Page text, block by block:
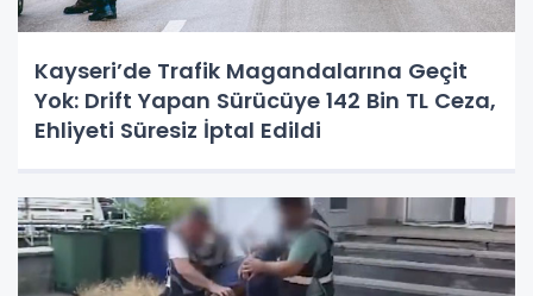
Kayseri’de Trafik Magandalarına Geçit
Yok: Drift Yapan Sürücüye 142 Bin TL Ceza,
Ehliyeti Süresiz İptal Edildi